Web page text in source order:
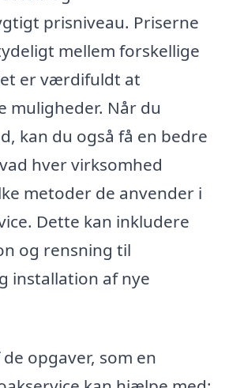
prisniveau. Priserne
mellem forskellige
er værdifuldt at
muligheder. Når du
kan du også få en bedre
hver virksomhed
metoder de anvender i
Dette kan inkludere
og rensning til
installation af nye
opgaver, som en